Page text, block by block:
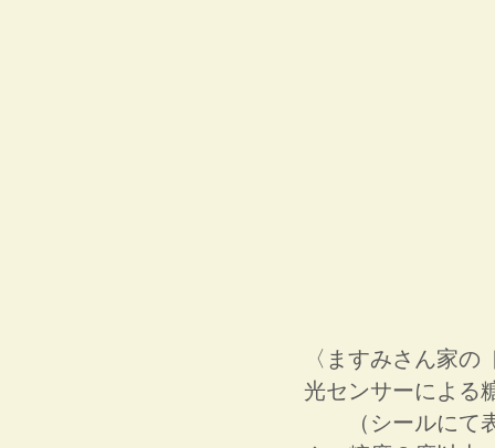
〈ますみさん家の
光センサーによる
（シールにて表